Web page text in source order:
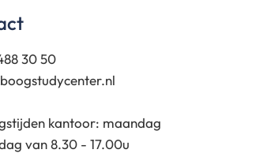
30 50
kantoor: maandag
van 8.30 - 17.00u